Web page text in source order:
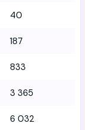
40
187
833
3 365
6 032